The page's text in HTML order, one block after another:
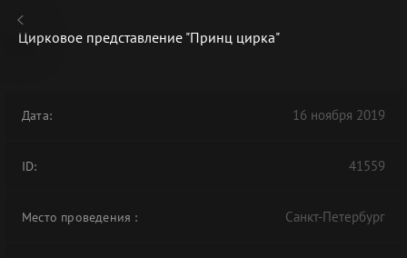
В АРХИВЕ
Цирковое представление "Принц цирка"
Дата: 16 ноября 2019
ID: 41559
Место проведения : Санкт-Петербург